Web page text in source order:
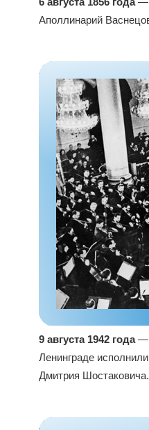
Аполлинарий
9 августа 1942 года—
Ленинграде
Дмитрия Шостаковича.